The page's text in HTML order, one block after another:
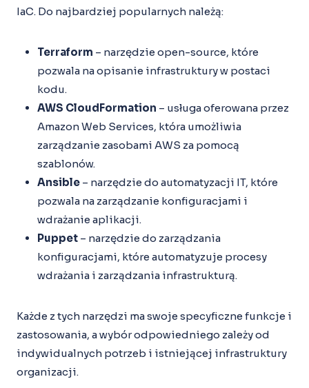
IaC. Do najbardziej popularnych należą:
Terraform – narzędzie open-source, które
pozwala na opisanie infrastruktury w postaci
kodu.
AWS CloudFormation – usługa oferowana przez
Amazon Web Services, która umożliwia
zarządzanie zasobami AWS za pomocą
szablonów.
Ansible – narzędzie do automatyzacji IT, które
pozwala na zarządzanie konfiguracjami i
wdrażanie aplikacji.
Puppet – narzędzie do zarządzania
konfiguracjami, które automatyzuje procesy
wdrażania i zarządzania infrastrukturą.
Każde z tych narzędzi ma swoje specyficzne funkcje i
zastosowania, a wybór odpowiedniego zależy od
indywidualnych potrzeb i istniejącej infrastruktury
organizacji.